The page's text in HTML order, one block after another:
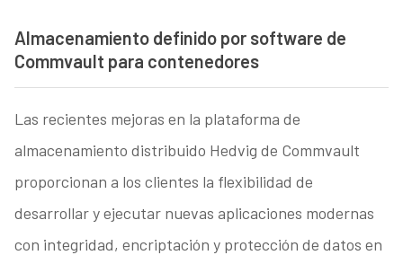
Almacenamiento definido por software de
Commvault para contenedores
Las recientes mejoras en la plataforma de
almacenamiento distribuido Hedvig de Commvault
proporcionan a los clientes la flexibilidad de
desarrollar y ejecutar nuevas aplicaciones modernas
con integridad, encriptación y protección de datos en